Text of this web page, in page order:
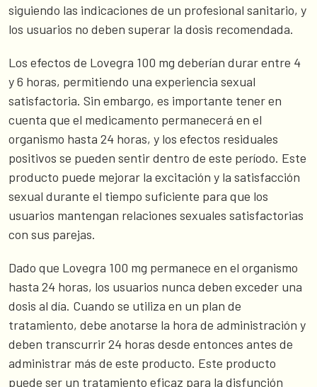
siguiendo las indicaciones de un profesional sanitario, y
los usuarios no deben superar la dosis recomendada.
Los efectos de Lovegra 100 mg deberían durar entre 4
y 6 horas, permitiendo una experiencia sexual
satisfactoria. Sin embargo, es importante tener en
cuenta que el medicamento permanecerá en el
organismo hasta 24 horas, y los efectos residuales
positivos se pueden sentir dentro de este período. Este
producto puede mejorar la excitación y la satisfacción
sexual durante el tiempo suficiente para que los
usuarios mantengan relaciones sexuales satisfactorias
con sus parejas.
Dado que Lovegra 100 mg permanece en el organismo
hasta 24 horas, los usuarios nunca deben exceder una
dosis al día. Cuando se utiliza en un plan de
tratamiento, debe anotarse la hora de administración y
deben transcurrir 24 horas desde entonces antes de
administrar más de este producto. Este producto
puede ser un tratamiento eficaz para la disfunción